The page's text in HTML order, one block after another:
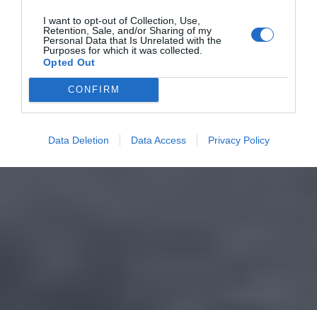
I want to opt-out of Collection, Use,
Retention, Sale, and/or Sharing of my
Personal Data that Is Unrelated with the
Purposes for which it was collected.
Opted Out
CONFIRM
Data Deletion Data Access Privacy Policy